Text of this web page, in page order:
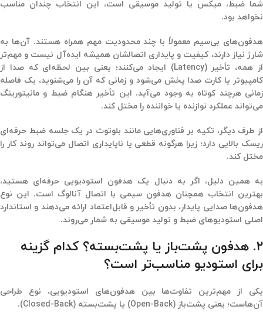
شما ضبط، میکس یا تولید موسیقی است، این انتخاب چندان مناسب
نخواهد بود.
هدفون‌های بی‌سیم معمولاً با چند محدودیت مهم همراه هستند. آن‌ها به
شارژ نیاز دارند، کیفیت و پایداری اتصالشان همیشه ایده‌آل نیست و مهم‌تر
از همه، تأخیر (Latency) ایجاد می‌کنند؛ یعنی بین لحظه‌ای که صدا از
کامپیوتر یا کارت صدا پخش می‌شود و زمانی که آن را می‌شنوید، یک فاصله
زمانی هرچند کوتاه به وجود می‌آید. این تأخیر هنگام ضبط و مانیتورینگ
می‌تواند عملکرد نوازنده یا خواننده را مختل کند.
از طرف دیگر، تکیه بر فناوری‌هایی مانند بلوتوث در یک جلسه ضبط حرفه‌ای
ریسک بالایی دارد؛ زیرا هرگونه قطعی یا ناپایداری اتصال می‌تواند روند کار را
مختل کند.
به همین دلیل، اگر به دنبال یک هدفون استودیویی حرفه‌ای هستید،
بهترین انتخاب همچنان هدفون سیمی با اتصال آنالوگ است. این نوع
هدفون‌ها صدایی پایدار، بدون تأخیر و قابل‌اعتماد ارائه می‌دهند و استاندارد
اصلی استودیوهای ضبط و تولید موسیقی به شمار می‌روند.
۲. هدفون پشت‌باز یا پشت‌بسته؟ کدام گزینه
برای استودیو مناسب‌تر است؟
یکی از مهم‌ترین تفاوت‌ها بین هدفون‌های استودیویی، نوع طراحی
آن‌هاست؛ یعنی پشت‌باز (Open-Back) یا پشت‌بسته (Closed-Back).